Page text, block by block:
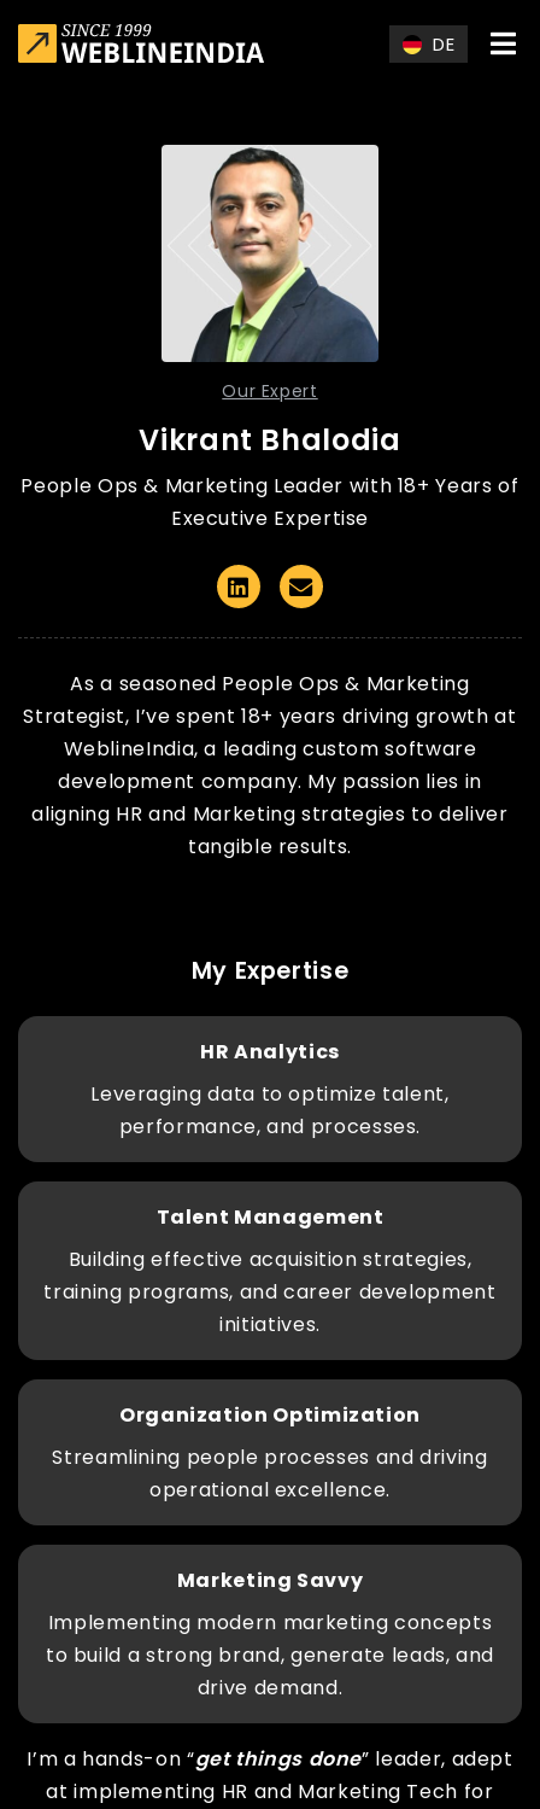
DE
Our Expert
Vikrant Bhalodia
People Ops & Marketing Leader with 18+ Years of
Executive Expertise
LinkedinEmail
As a seasoned People Ops & Marketing
Strategist, I’ve spent 18+ years driving growth at
WeblineIndia, a leading custom software
development company. My passion lies in
aligning HR and Marketing strategies to deliver
tangible results.
My Expertise
HR Analytics
Leveraging data to optimize talent,
performance, and processes.
Talent Management
Building effective acquisition strategies,
training programs, and career development
initiatives.
Organization Optimization
Streamlining people processes and driving
operational excellence.
Marketing Savvy
Implementing modern marketing concepts
to build a strong brand, generate leads, and
drive demand.
I’m a hands-on “get things done” leader, adept
at implementing HR and Marketing Tech for